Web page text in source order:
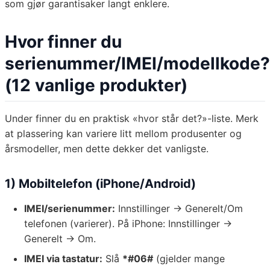
som gjør garantisaker langt enklere.
Hvor finner du
serienummer/IMEI/modellkode?
(12 vanlige produkter)
Under finner du en praktisk «hvor står det?»-liste. Merk
at plassering kan variere litt mellom produsenter og
årsmodeller, men dette dekker det vanligste.
1) Mobiltelefon (iPhone/Android)
IMEI/serienummer: Innstillinger → Generelt/Om
telefonen (varierer). På iPhone: Innstillinger →
Generelt → Om.
IMEI via tastatur: Slå *#06# (gjelder mange